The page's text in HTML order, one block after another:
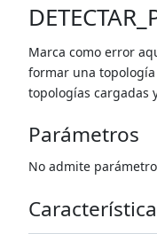
Marca como error
formar una
topologías cargadas
Parámetros
No admite